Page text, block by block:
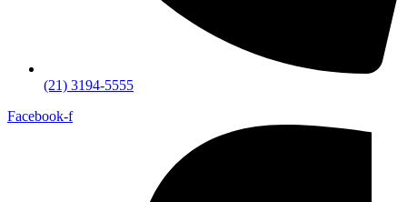
(21) 3194-5555
Facebook-f